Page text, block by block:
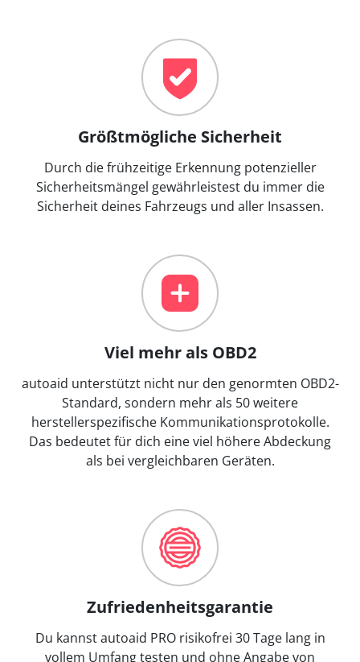
Größtmögliche Sicherheit
Durch die frühzeitige Erkennung potenzieller
Sicherheitsmängel gewährleistest du immer die
Sicherheit deines Fahrzeugs und aller Insassen.
Viel mehr als OBD2
autoaid unterstützt nicht nur den genormten OBD2-
Standard, sondern mehr als 50 weitere
herstellerspezifische Kommunikationsprotokolle.
Das bedeutet für dich eine viel höhere Abdeckung
als bei vergleichbaren Geräten.
Zufriedenheitsgarantie
Du kannst autoaid PRO risikofrei 30 Tage lang in
vollem Umfang testen und ohne Angabe von